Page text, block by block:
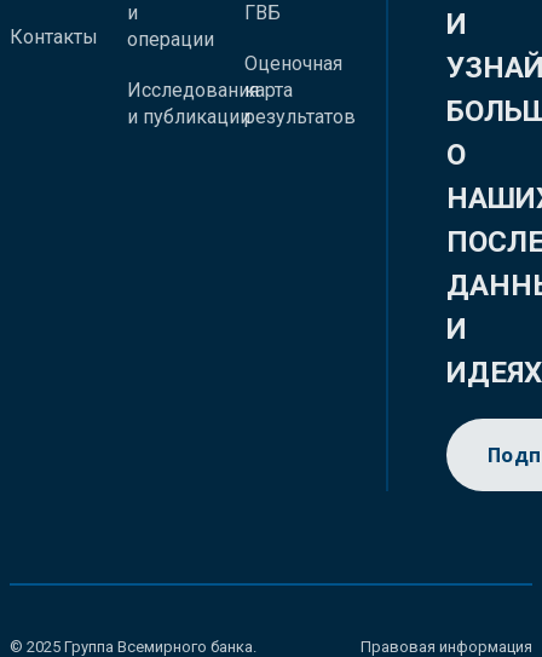
Контакты
и
операции
Исследования
и публикации
ГВБ
Оценочная
карта
результатов
И
О
И
ИДЕЯХ
© 2025 Группа Всемирного банка.
Правовая информация